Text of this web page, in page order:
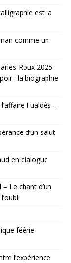
est la
comme un
Roux 2025
: la biographie
Fualdès –
d’un salut
en dialogue
Le chant d’un
féérie
l’expérience